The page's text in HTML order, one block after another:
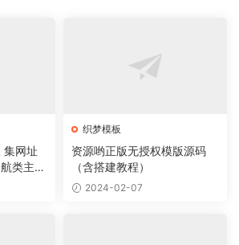
集网址
类主题
织梦模板
资源哟正版无授权模版源码
（含搭建教程）
2024-02-07